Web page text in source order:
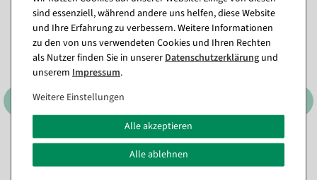
Deko Kürbis aus
naturgetreu
Künstliches Kräuterset 3tlg.
grün 8 x 20 cm
sind essenziell, während andere uns helfen, diese Website
und Ihre Erfahrung zu verbessern. Weitere Informationen
zu den von uns verwendeten Cookies und Ihren Rechten
als Nutzer finden Sie in unsererDaten­schutz­erklärung und
unserem Impressum.
Weitere Einstellungen
Alle akzeptieren
Alle ablehnen